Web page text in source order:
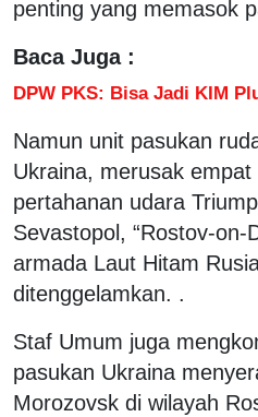
penting yang memasok
Baca Juga :
DPW PKS: Bisa Jadi KIM
Namun unit pasukan
Ukraina, merusak
pertahanan udara
Sevastopol, “Rostov-
armada Laut Hitam
ditenggelamkan. .
Staf Umum juga
pasukan Ukraina
Morozovsk di wilayah